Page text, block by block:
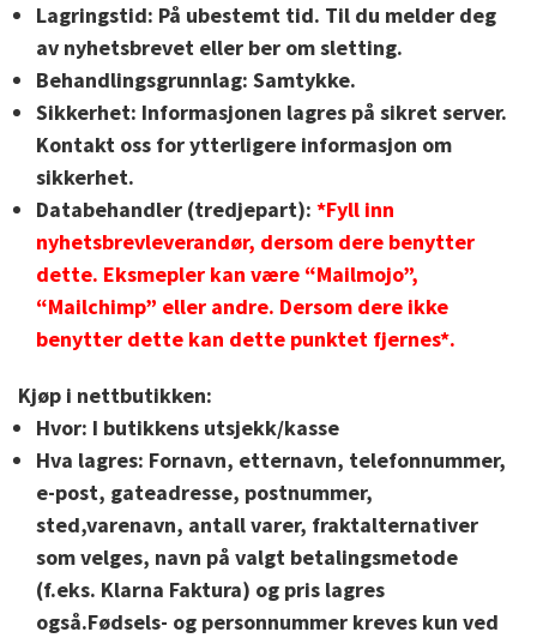
Lagringstid: På ubestemt tid. Til du melder deg
av nyhetsbrevet eller ber om sletting.
Behandlingsgrunnlag: Samtykke.
Sikkerhet: Informasjonen lagres på sikret server.
Kontakt oss for ytterligere informasjon om
sikkerhet.
Databehandler (tredjepart): *Fyll inn
nyhetsbrevleverandør, dersom dere benytter
dette. Eksmepler kan være “Mailmojo”,
“Mailchimp” eller andre. Dersom dere ikke
benytter dette kan dette punktet fjernes*.
Kjøp i nettbutikken:
Hvor: I butikkens utsjekk/kasse
Hva lagres: Fornavn, etternavn, telefonnummer,
e-post, gateadresse, postnummer,
sted,varenavn, antall varer, fraktalternativer
som velges, navn på valgt betalingsmetode
(f.eks. Klarna Faktura) og pris lagres
også.Fødsels- og personnummer kreves kun ved